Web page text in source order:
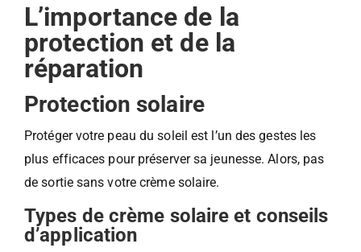
L’importance de la
protection et de la
réparation
Protection solaire
Protéger votre peau du soleil est l’un des gestes les
plus efficaces pour préserver sa jeunesse. Alors, pas
de sortie sans votre crème solaire.
Types de crème solaire et conseils
d’application